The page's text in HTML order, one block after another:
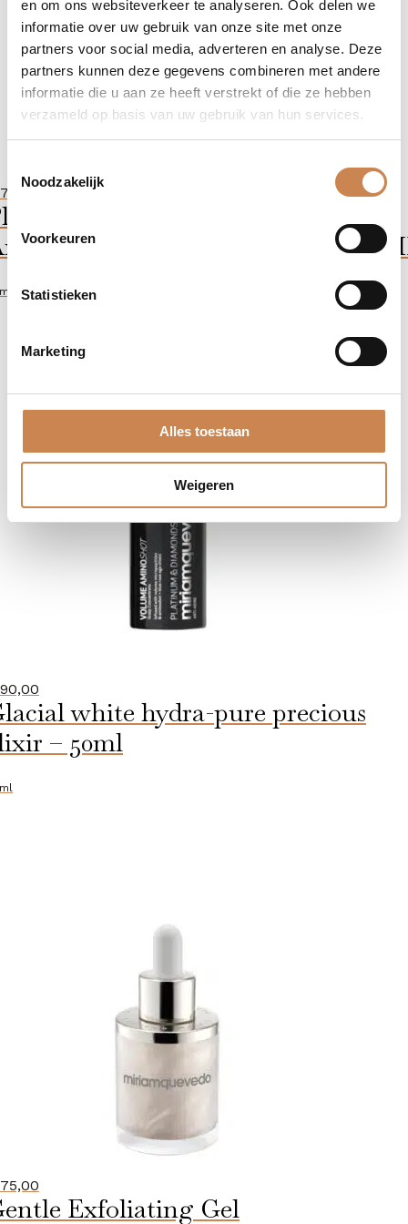
en om ons websiteverkeer te analyseren. Ook delen we
informatie over uw gebruik van onze site met onze
partners voor social media, adverteren en analyse. Deze
partners kunnen deze gegevens combineren met andere
informatie die u aan ze heeft verstrekt of die ze hebben
verzameld op basis van uw gebruik van hun services.
Noodzakelijk
Voorkeuren
Statistieken
Marketing
Alles toestaan
Weigeren
& Diamonds Volume
Scalp Concentrate – 50
white hydra-pure precious
– 50ml
Exfoliating Gel